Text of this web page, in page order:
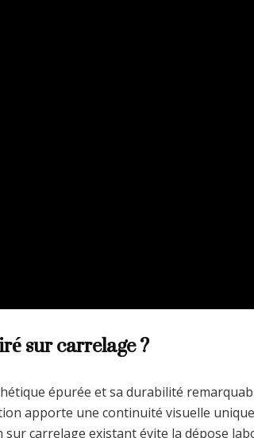
sur carrelage ?
épurée et sa durabilité
apporte une continuité visuelle
carrelage existant évite la dépose